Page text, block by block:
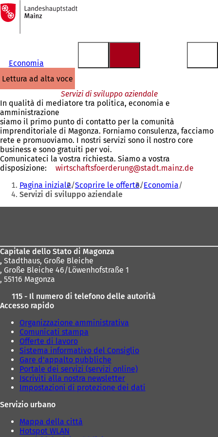
Vai al contenuto
Alla
pagina
iniziale
Economia
lettura ad alta voce
Servizi di sviluppo aziendale
In qualità di mediatore tra politica, economia e
amministrazione
siamo il primo punto di contatto per la comunità
imprenditoriale di Magonza. Forniamo consulenza, facciamo
rete e promuoviamo. I nostri servizi sono il nostro core
business e sono gratuiti per voi.
Comunicateci la vostra richiesta. Siamo a vostra
disposizione:
wirtschaftsfoerderung stadt.mainz de
Siete
qui:
Pagina iniziale Scoprire le offerte Economia
Servizi di sviluppo aziendale
Capitale dello Stato di Magonza
, Stadthaus, Große Bleiche
, Große Bleiche 46/Löwenhofstraße 1
, 55116 Magonza
115 - Il numero di telefono delle autorità
Accesso rapido
Organizzazione amministrativa
Comunicati stampa
Offerte di lavoro
Sistema informativo del Consiglio
Gare d'appalto pubbliche
Portale dei servizi (servizi online)
Iscriviti alla nostra newsletter
Impostazioni di protezione dei dati
Servizio urbano
Mappa della città
Hotspot WLAN